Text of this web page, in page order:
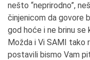
nešto “neprirodno”,
činjenicom da govore
god hoće i ne brinu se
Možda i Vi SAMI tako
postavili bismo Vam